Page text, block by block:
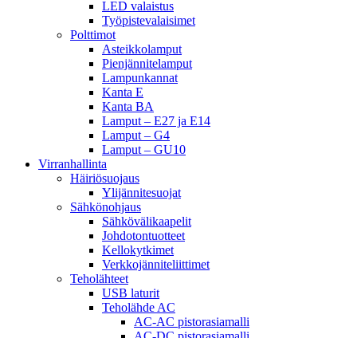
LED valaistus
Työpistevalaisimet
Polttimot
Asteikkolamput
Pienjännitelamput
Lampunkannat
Kanta E
Kanta BA
Lamput – E27 ja E14
Lamput – G4
Lamput – GU10
Virranhallinta
Häiriösuojaus
Ylijännitesuojat
Sähkönohjaus
Sähkövälikaapelit
Johdotontuotteet
Kellokytkimet
Verkkojänniteliittimet
Teholähteet
USB laturit
Teholähde AC
AC-AC pistorasiamalli